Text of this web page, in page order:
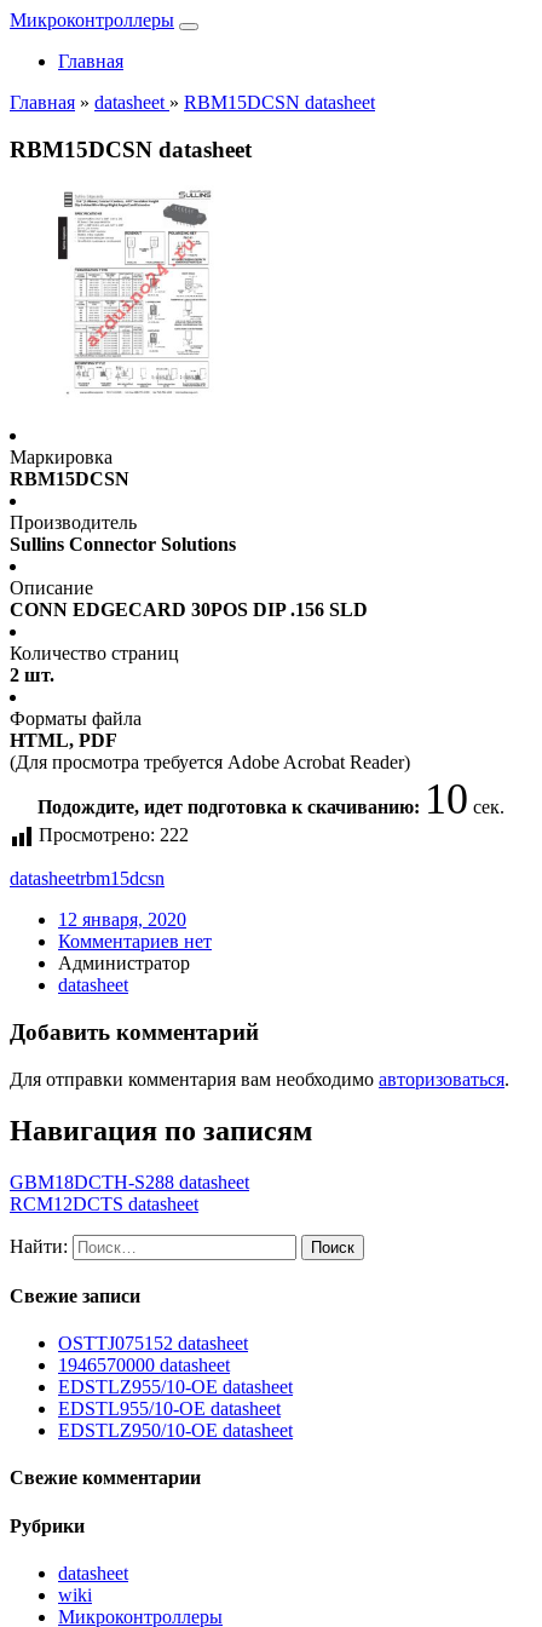
Микроконтроллеры
Главная
Главная » datasheet » RBM15DCSN datasheet
RBM15DCSN datasheet
Маркировка
RBM15DCSN
Производитель
Sullins Connector Solutions
Описание
CONN EDGECARD 30POS DIP .156 SLD
Количество страниц
2 шт.
Форматы файла
HTML, PDF
(Для просмотра требуется Adobe Acrobat Reader)
Подождите, идет подготовка к скачиванию: 10 сек.
Просмотрено: 222
datasheetrbm15dcsn
12 января, 2020
Комментариев нет
Администратор
datasheet
Добавить комментарий
Для отправки комментария вам необходимо авторизоваться.
Навигация по записям
GBM18DCTH-S288 datasheet
RCM12DCTS datasheet
Найти:
Свежие записи
OSTTJ075152 datasheet
1946570000 datasheet
EDSTLZ955/10-OE datasheet
EDSTL955/10-OE datasheet
EDSTLZ950/10-OE datasheet
Свежие комментарии
Рубрики
datasheet
wiki
Микроконтроллеры